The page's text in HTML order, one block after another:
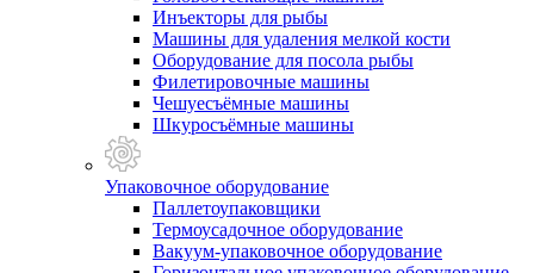
Инъекторы для рыбы
Машины для удаления мелкой кости
Оборудование для посола рыбы
Филетировочные машины
Чешуесъёмные машины
Шкуросъёмные машины
Упаковочное оборудование
Паллетоупаковщики
Термоусадочное оборудование
Вакуум-упаковочное оборудование